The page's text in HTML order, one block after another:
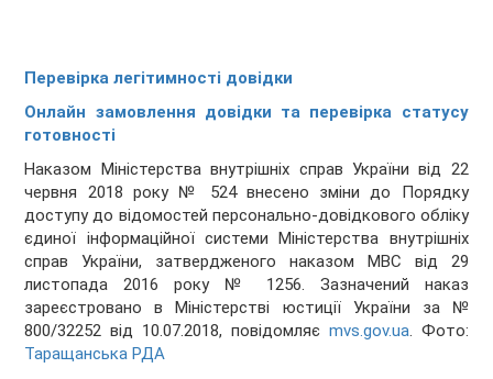
Перевірка легітимності довідки
Онлайн замовлення довідки та перевірка статусу
готовності
Наказом Міністерства внутрішніх справ України від 22
червня 2018 року № 524 внесено зміни до Порядку
доступу до відомостей персонально-довідкового обліку
єдиної інформаційної системи Міністерства внутрішніх
справ України, затвердженого наказом МВС від 29
листопада 2016 року № 1256. Зазначений наказ
зареєстровано в Міністерстві юстиції України за №
800/32252 від 10.07.2018, повідомляє mvs.gov.ua. Фото:
Таращанська РДА